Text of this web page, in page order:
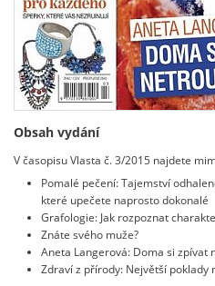
Obsah vydání
V časopisu Vlasta č. 3/2015 najdete
Pomalé pečení: Tajemství
které upečete naprosto dokonalé
Grafologie: Jak rozpoznat
Znáte svého muže?
Aneta Langerová: Doma si zpívat
Zdraví z přírody: Největší poklady